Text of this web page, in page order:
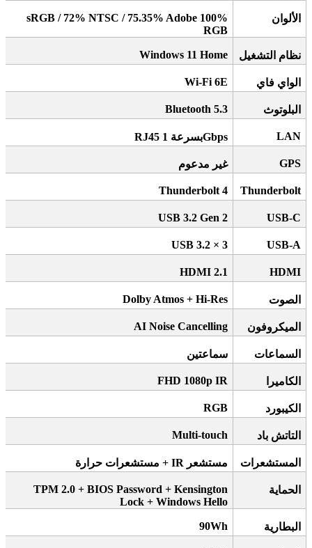
الألوان
100% sRGB / 72% NTSC / 75.35% Adobe
RGB
نظام التشغيل Windows 11 Home
الواي فاي Wi-Fi 6E
البلوتوث Bluetooth 5.3
LAN
RJ45 بسرعة 1Gbps
GPS غير مدعوم
Thunderbolt
Thunderbolt 4
USB-C
USB 3.2 Gen 2
USB-A
3 × USB 3.2
HDMI
HDMI 2.1
الصوت Dolby Atmos + Hi-Res
الميكروفون AI Noise Cancelling
السماعات سماعتين
الكاميرا FHD 1080p IR
الكيبورد RGB
التاتش باد Multi-touch
المستشعرات مستشعر مستشعرات حرارة
الحماية
TPM 2.0 + BIOS Password + Kensington
Lock + Windows Hello
البطارية 90Wh